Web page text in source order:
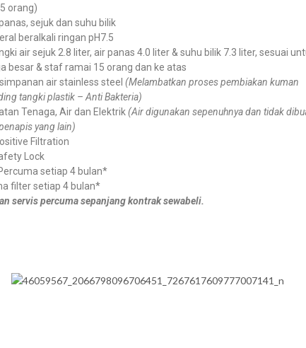
orang)
sejuk dan suhu bilik
beralkali ringan pH7.5
air sejuk 2.8 liter, air panas 4.0 liter & suhu bilik 7.3 liter, sesuai
besar & staf ramai 15 orang dan ke atas
air stainless steel (Melambatkan proses pembiakan kuman
tangki plastik – Anti Bakteria)
Tenaga, Air dan Elektrik(Air digunakan sepenuhnya dan tidak
yang lain)
Filtration
Lock
setiap 4 bulan*
filter setiap 4 bulan*
servis percuma sepanjang kontrak sewabeli.